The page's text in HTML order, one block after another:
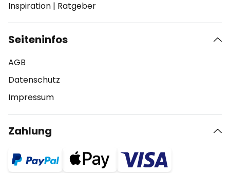
Inspiration | Ratgeber
Seiteninfos
AGB
Datenschutz
Impressum
Zahlung